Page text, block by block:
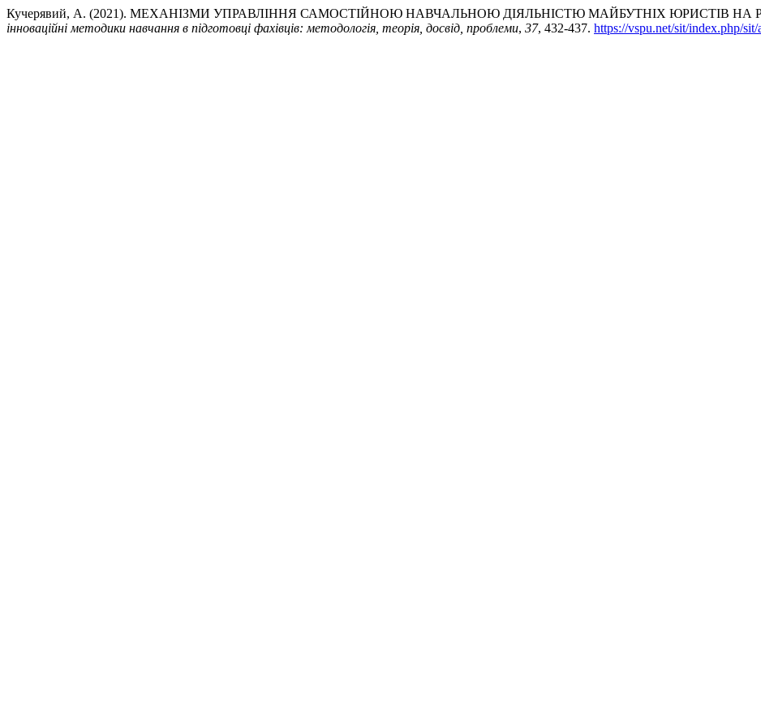
Кучерявий, А. (2021). МЕХАНІЗМИ УПРАВЛІННЯ САМОСТІЙНОЮ НАВЧАЛЬНОЮ ДІЯЛЬНІСТЮ МАЙБУТНІХ ЮРИСТІВ НА
інноваційні методики навчання в підготовці фахівців: методологія, теорія, досвід, проблеми, 37, 432-437. https://vspu.net/sit/index.php/